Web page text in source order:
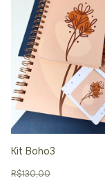
Kit Boho3
R$130,00